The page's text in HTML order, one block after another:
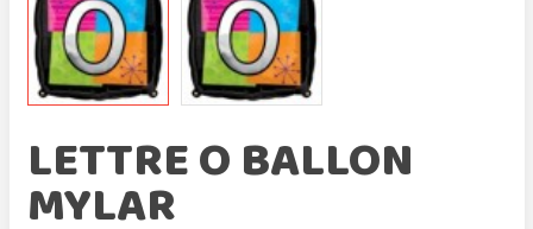
LETTRE O BALLON
MYLAR